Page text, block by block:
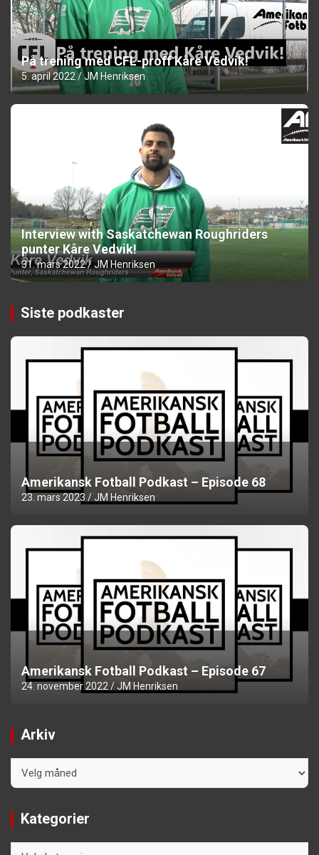
På trening med CFL-proff Kåre Vedvik!
5. april 2022 JM Henriksen
Interview with Saskatchewan Roughriders
punter Kåre Vedvik!
31. mars 2022 JM Henriksen
Siste podkaster
Amerikansk Fotball Podkast – Episode 68
23. mars 2023 JM Henriksen
Amerikansk Fotball Podkast – Episode 67
24. november 2022 JM Henriksen
Arkiv
Kategorier